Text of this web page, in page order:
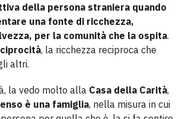
della persona straniera quando
una fonte di ricchezza,
per la comunità che la ospita.
, la ricchezza reciproca che
altri.
la vedo molto alla Casa della Carità,
è una famiglia, nella misura in cui